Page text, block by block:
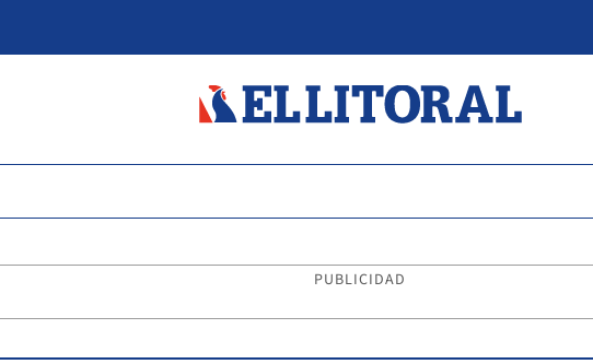
PUBLICIDAD